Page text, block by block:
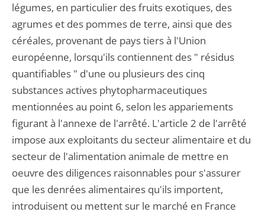
légumes, en particulier des fruits exotiques, des
agrumes et des pommes de terre, ainsi que des
céréales, provenant de pays tiers à l'Union
européenne, lorsqu'ils contiennent des " résidus
quantifiables " d'une ou plusieurs des cinq
substances actives phytopharmaceutiques
mentionnées au point 6, selon les appariements
figurant à l'annexe de l'arrêté. L'article 2 de l'arrêté
impose aux exploitants du secteur alimentaire et du
secteur de l'alimentation animale de mettre en
oeuvre des diligences raisonnables pour s'assurer
que les denrées alimentaires qu'ils importent,
introduisent ou mettent sur le marché en France